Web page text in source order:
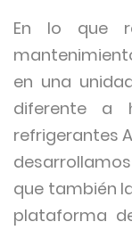
En lo que
en una
diferente a
refrigerantes
que también
plataforma